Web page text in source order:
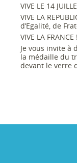
VIVE LE 14
VIVE LA
d’Egalité, de
VIVE LA FRANCE !
Je vous invite à
la médaille du
devant le verre